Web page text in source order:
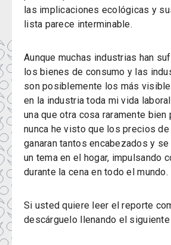
las implicaciones ecológicas y
lista parece interminable.
Aunque muchas industrias han
los bienes de consumo y las
son posiblemente los más
en la industria toda mi vida
una que otra cosa raramente bien
nunca he visto que los precios
ganaran tantos encabezados y
un tema en el hogar, impulsando
durante la cena en todo el mundo.
Si usted quiere leer el reporte
descárguelo llenando el